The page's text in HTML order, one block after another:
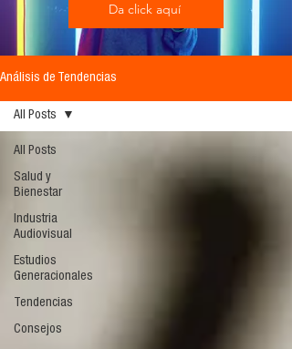
Da click aquí
Análisis de Tendencias
All Posts
Salud y
Bienestar
Industria
Audiovisual
Estudios
Generacionales
Tendencias
Consejos
All Posts